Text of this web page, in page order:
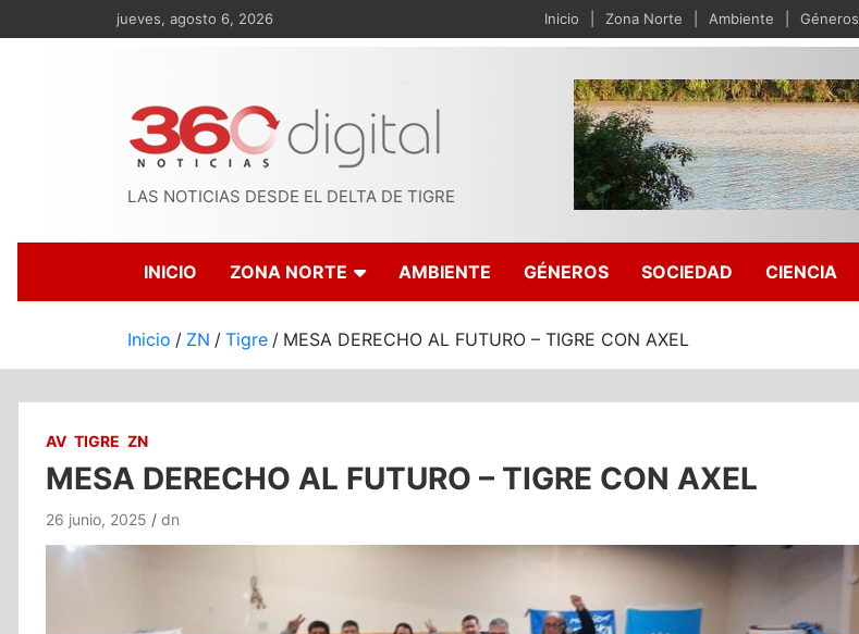
al
jueves, agosto 6, 2026 Inicio Zona Norte Ambiente Géneros
LAS NOTICIAS DESDE EL DELTA DE TIGRE
INICIO ZONA NORTE AMBIENTE GÉNEROS SOCIEDAD CIENCIA
Inicio ZN Tigre MESA DERECHO AL FUTURO – TIGRE CON AXEL
AV TIGRE ZN
MESA DERECHO AL FUTURO – TIGRE CON AXEL
26 junio, 2025 dn